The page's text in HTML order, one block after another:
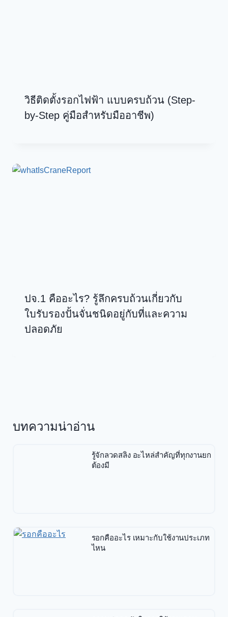
วิธีติดตั้งรอกไฟฟ้า แบบครบถ้วน (Step-
by-Step คู่มือสำหรับมืออาชีพ)
ปจ.1 คืออะไร? รู้ลึกครบถ้วนเกี่ยวกับ
ใบรับรองปั้นจั่นชนิดอยู่กับที่และความ
ปลอดภัย
บทความน่าอ่าน
รู้จักลวดสลิง อะไหล่สำคัญที่ทุกงานยก
ต้องมี
รอกคืออะไร เหมาะกับใช้งานประเภท
ไหน